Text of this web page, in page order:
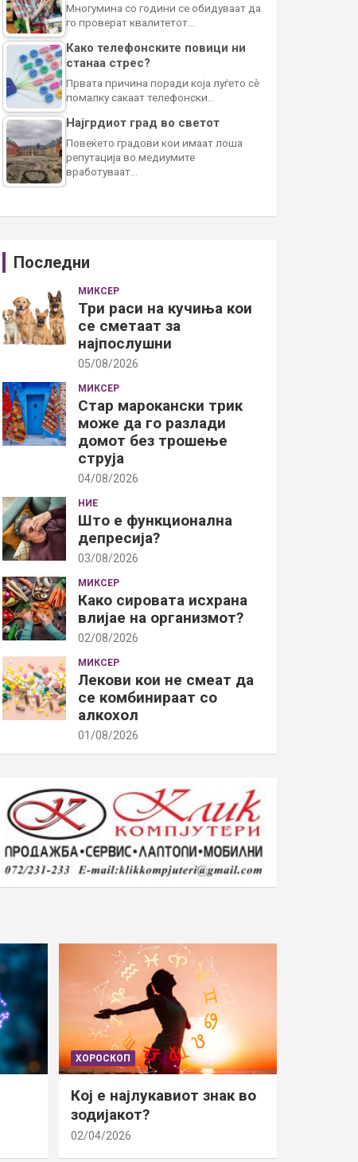
Многумина со години се обидуваат да
го проверат квалитетот…
Како телефонските повици ни
станаа стрес?
Првата причина поради која луѓето сè
помалку сакаат телефонски…
Најгрдиот град во светот
Повеќето градови кои имаат лоша
репутација во медиумите
вработуваат…
Последни
МИКСЕР
Три раси на кучиња кои
се сметаат за
најпослушни
05/08/2026
МИКСЕР
Стар марокански трик
може да го разлади
домот без трошење
струја
04/08/2026
НИЕ
Што е функционална
депресија?
03/08/2026
МИКСЕР
Како сировата исхрана
влијае на организмот?
02/08/2026
МИКСЕР
Лекови кои не смеат да
се комбинираат со
алкохол
01/08/2026
ХОРОСКОП
Кој е најлукавиот знак во
зодијакот?
02/04/2026